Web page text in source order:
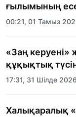
ғылымының
00:21, 01 Тамыз
«Заң
құқықтық
17:31, 31 Шілде 2026
Халықаралық